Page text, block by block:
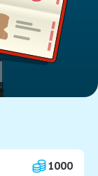
1000